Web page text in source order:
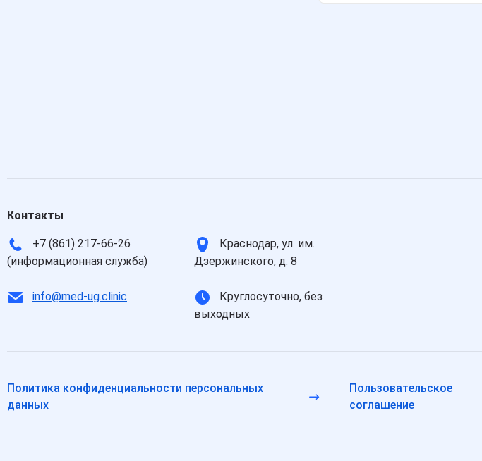
Контакты
+7 (861) 217-66-26
(информационная служба)
Краснодар, ул. им.
Дзержинского, д. 8
info@med-ug.clinic
Круглосуточно, без
выходных
Политика конфиденциальности персональных
данных
Пользовательское
соглашение